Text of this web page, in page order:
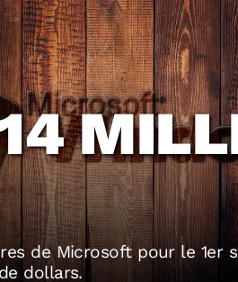
de Microsoft pour le 1er
dollars.